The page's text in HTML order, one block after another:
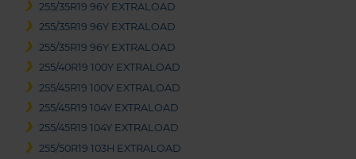
255/35R19 96Y EXTRALOAD
255/35R19 96Y EXTRALOAD
255/35R19 96Y EXTRALOAD
255/40R19 100Y EXTRALOAD
255/45R19 100V EXTRALOAD
255/45R19 104Y EXTRALOAD
255/45R19 104Y EXTRALOAD
255/50R19 103H EXTRALOAD